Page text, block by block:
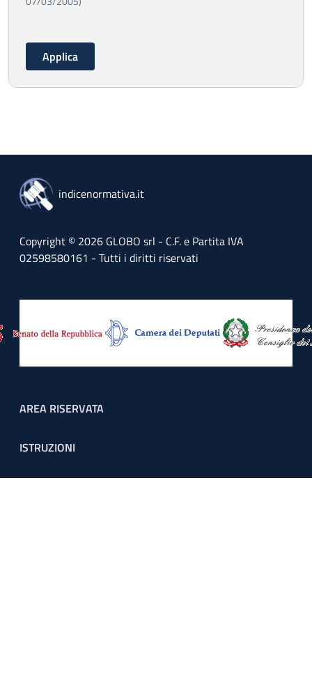
indicenormativa.it
Copyright © 2026 GLOBO srl - C.F. e Partita IVA
02598580161 - Tutti i diritti riservati
Footer menu
AREA RISERVATA
ISTRUZIONI